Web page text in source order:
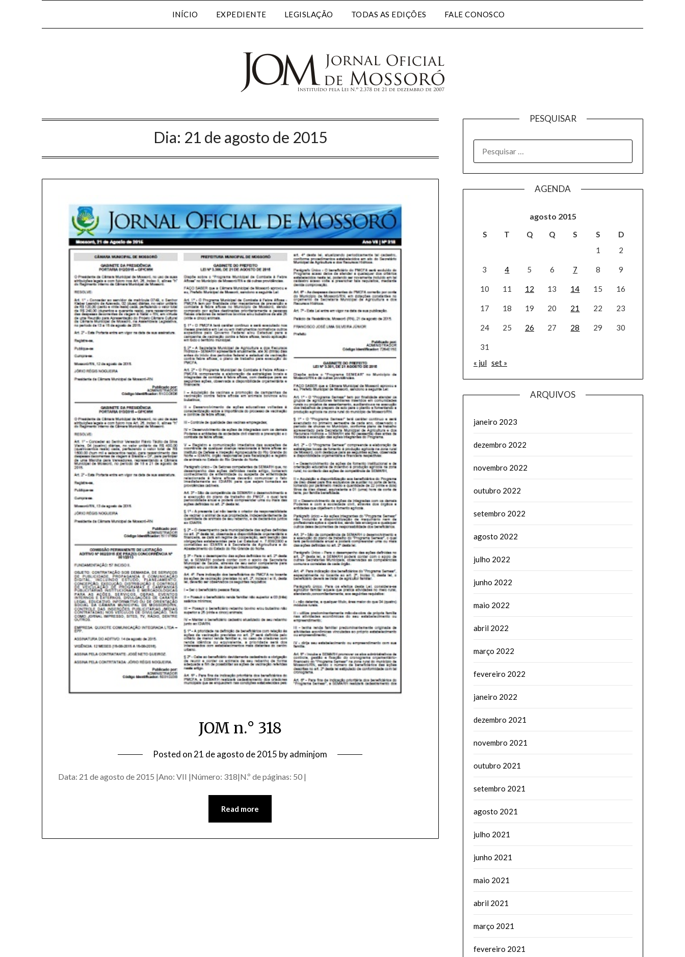
INÍCIO EXPEDIENTE LEGISLAÇÃO TODAS AS EDIÇÕES FALE CONOSCO
Dia: 21 de agosto de 2015
JOM n.° 318
Posted on21 de agosto de 2015 byadminjom
Data: 21 de agosto de 2015 |Ano: VII |Número: 318|N.º de páginas: 50 |
Read more
PESQUISAR
AGENDA
agosto 2015
S T Q Q S S
D
1
2
3 4 5 6 7 8 9
10 11 12 13 14 15 16
17 18 19 20 21 22 23
24 25 26 27 28 29 30
31
« jul set »
ARQUIVOS
janeiro 2023
dezembro 2022
novembro 2022
outubro 2022
setembro 2022
agosto 2022
julho 2022
junho 2022
maio 2022
abril 2022
março 2022
fevereiro 2022
janeiro 2022
dezembro 2021
novembro 2021
outubro 2021
setembro 2021
agosto 2021
julho 2021
junho 2021
maio 2021
abril 2021
março 2021
fevereiro 2021